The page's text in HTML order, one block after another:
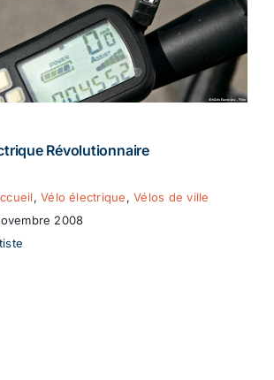
Révolutionnaire
,Vélo électrique,Vélos de ville
2008